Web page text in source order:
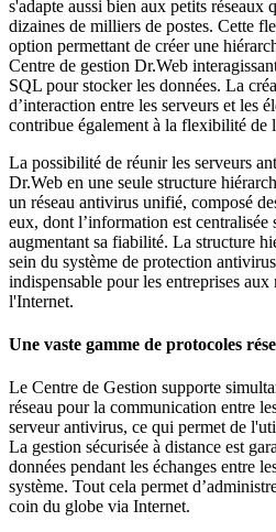
s'adapte aussi bien aux petits réseaux
dizaines de milliers de postes. Cette
option permettant de créer une
Centre de gestion Dr.Web
SQL pour stocker les données. La
d’interaction entre les serveurs et les
contribue également à la flexibilité de
La possibilité de réunir les serveurs
Dr.Web en une seule structure
un réseau antivirus unifié, composé
eux, dont l’information est centralisée
augmentant sa fiabilité. La structure
sein du système de protection
indispensable pour les entreprises
l'Internet.
Une vaste gamme de protocoles
Le Centre de Gestion supporte
réseau pour la communication entre
serveur antivirus, ce qui permet de
La gestion sécurisée à distance est
données pendant les échanges entre
système. Tout cela permet
coin du globe via Internet.